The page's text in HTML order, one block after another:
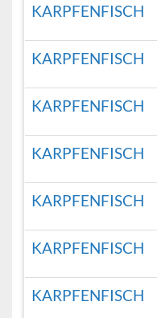
KARPFENFISCH
KARPFENFISCH
KARPFENFISCH
KARPFENFISCH
KARPFENFISCH
KARPFENFISCH
KARPFENFISCH